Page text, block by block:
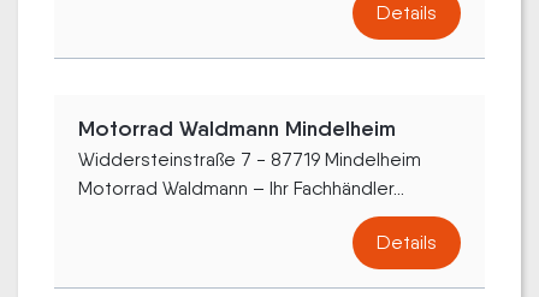
Details
Motorrad Waldmann Mindelheim
Widdersteinstraße 7 - 87719 Mindelheim
Motorrad Waldmann – Ihr Fachhändler...
Details